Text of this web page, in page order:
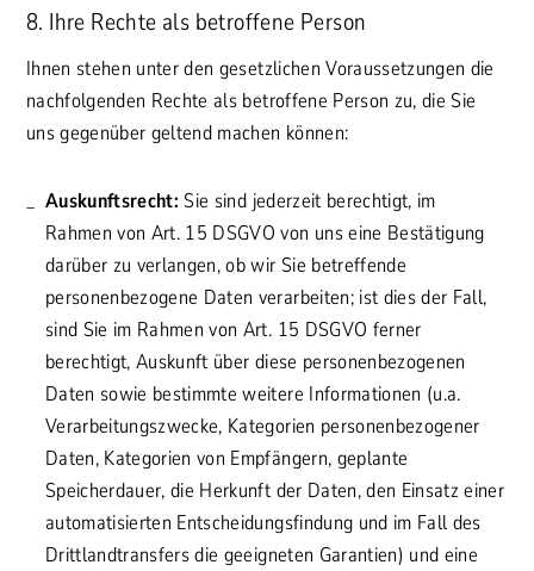
8. Ihre Rechte als betroffene Person
Ihnen stehen unter den gesetzlichen Voraussetzungen die
nachfolgenden Rechte als betroffene Person zu, die Sie
uns gegenüber geltend machen können:
Auskunftsrecht: Sie sind jederzeit berechtigt, im
Rahmen von Art. 15 DSGVO von uns eine Bestätigung
darüber zu verlangen, ob wir Sie betreffende
personenbezogene Daten verarbeiten; ist dies der Fall,
sind Sie im Rahmen von Art. 15 DSGVO ferner
berechtigt, Auskunft über diese personenbezogenen
Daten sowie bestimmte weitere Informationen (u.a.
Verarbeitungszwecke, Kategorien personenbezogener
Daten, Kategorien von Empfängern, geplante
Speicherdauer, die Herkunft der Daten, den Einsatz einer
automatisierten Entscheidungsfindung und im Fall des
Drittlandtransfers die geeigneten Garantien) und eine